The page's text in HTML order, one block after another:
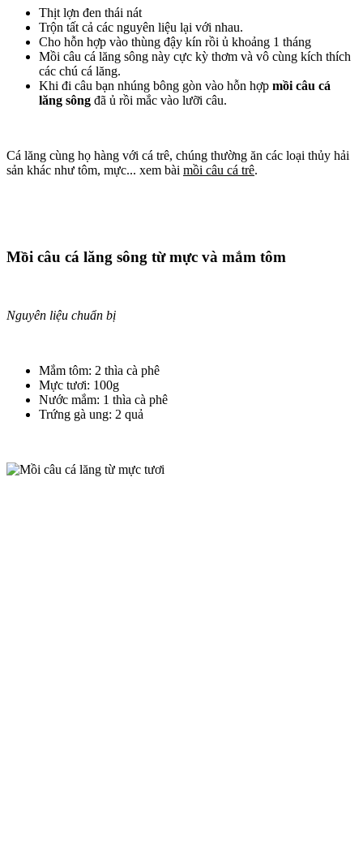
Thịt lợn đen thái nát
Trộn tất cả các nguyên liệu lại với nhau.
Cho hỗn hợp vào thùng đậy kín rồi ủ khoảng 1 tháng
Mồi câu cá lăng sông này cực kỳ thơm và vô cùng kích thích
các chú cá lăng.
Khi đi câu bạn nhúng bông gòn vào hỗn hợp mồi câu cá
lăng sông đã ủ rồi mắc vào lưỡi câu.
Cá lăng cùng họ hàng với cá trê, chúng thường ăn các loại thủy hải
sản khác như tôm, mực... xem bài mồi câu cá trê.
Mồi câu cá lăng sông từ mực và mắm tôm
Nguyên liệu chuẩn bị
Mắm tôm: 2 thìa cà phê
Mực tươi: 100g
Nước mắm: 1 thìa cà phê
Trứng gà ung: 2 quả